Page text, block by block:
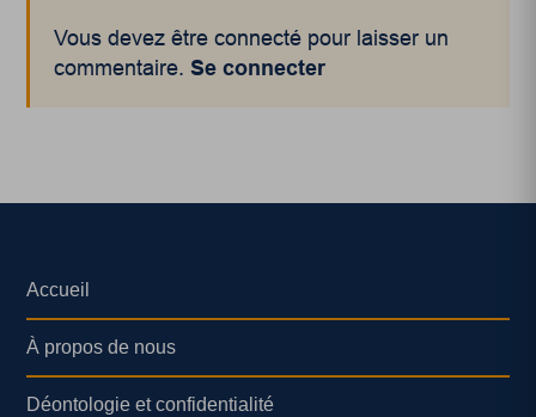
Vous devez être connecté pour laisser un
commentaire.Se connecter
Accueil
À propos de nous
Déontologie et confidentialité